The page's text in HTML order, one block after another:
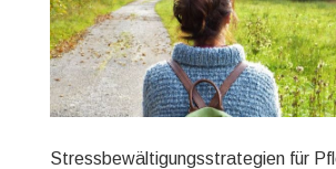
Stressbewältigungsstrategien für